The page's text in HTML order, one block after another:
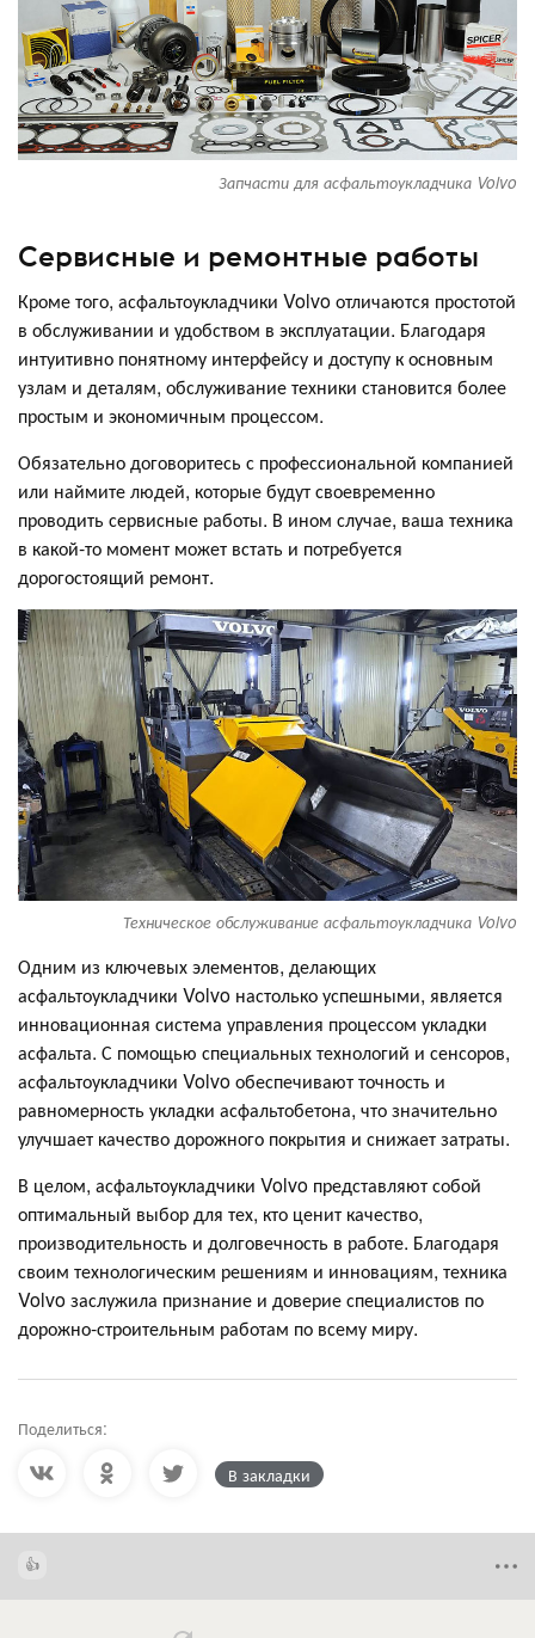
Запчасти для асфальтоукладчика Volvo
Сервисные и ремонтные работы
Кроме того, асфальтоукладчики Volvo отличаются простотой
в обслуживании и удобством в эксплуатации. Благодаря
интуитивно понятному интерфейсу и доступу к основным
узлам и деталям, обслуживание техники становится более
простым и экономичным процессом.
Обязательно договоритесь с профессиональной компанией
или наймите людей, которые будут своевременно
проводить сервисные работы. В ином случае, ваша техника
в какой-то момент может встать и потребуется
дорогостоящий ремонт.
Техническое обслуживание асфальтоукладчика Volvo
Одним из ключевых элементов, делающих
асфальтоукладчики Volvo настолько успешными, является
инновационная система управления процессом укладки
асфальта. С помощью специальных технологий и сенсоров,
асфальтоукладчики Volvo обеспечивают точность и
равномерность укладки асфальтобетона, что значительно
улучшает качество дорожного покрытия и снижает затраты.
В целом, асфальтоукладчики Volvo представляют собой
оптимальный выбор для тех, кто ценит качество,
производительность и долговечность в работе. Благодаря
своим технологическим решениям и инновациям, техника
Volvo заслужила признание и доверие специалистов по
дорожно-строительным работам по всему миру.
Поделиться:
В закладки